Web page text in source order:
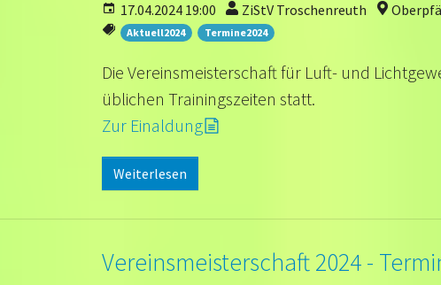
17.04.2024 19:00 ZiStV Troschenreuth
Aktuell2024 Termine2024
Die Vereinsmeisterschaft für Luft- und
üblichen Trainingszeiten statt.
Zur Einaldung
Weiterlesen
Vereinsmeisterschaft 2024 -